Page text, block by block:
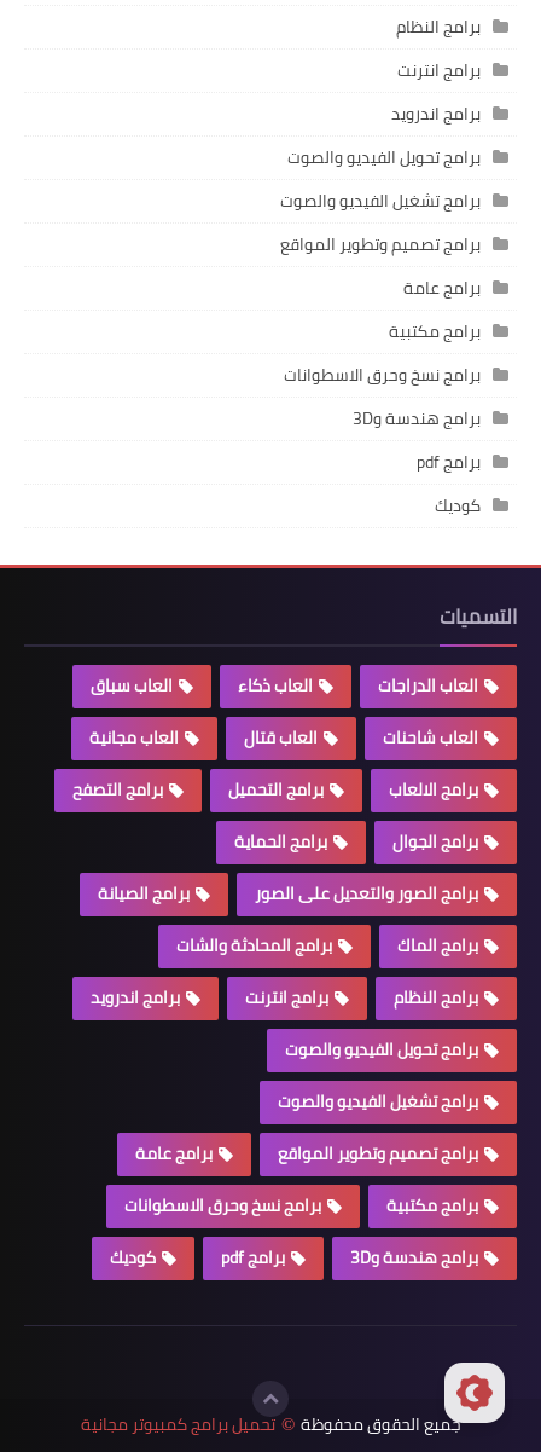
برامج النظام
برامج انترنت
برامج اندرويد
برامج تحويل الفيديو والصوت
برامج تشغيل الفيديو والصوت
برامج تصميم وتطوير المواقع
برامج عامة
برامج مكتبية
برامج نسخ وحرق الاسطوانات
برامج هندسة و3D
برامج pdf
كوديك
التسميات
العاب الدراجات العاب ذكاء
العاب سباق
العاب شاحنات
العاب قتال
العاب مجانية
برامج الالعاب
برامج التحميل
برامج التصفح
برامج الجوال
برامج الحماية
برامج الصور والتعديل على الصور
برامج الصيانة
برامج الماك
برامج المحادثة والشات
برامج النظام
برامج انترنت
برامج اندرويد
برامج تحويل الفيديو والصوت
برامج تشغيل الفيديو والصوت
برامج تصميم وتطوير المواقع
برامج عامة
برامج مكتبية
برامج نسخ وحرق الاسطوانات
برامج هندسة و3D
برامج pdf كوديك
جميع الحقوق محفوظة © تحميل برامج كمبيوتر مجانية